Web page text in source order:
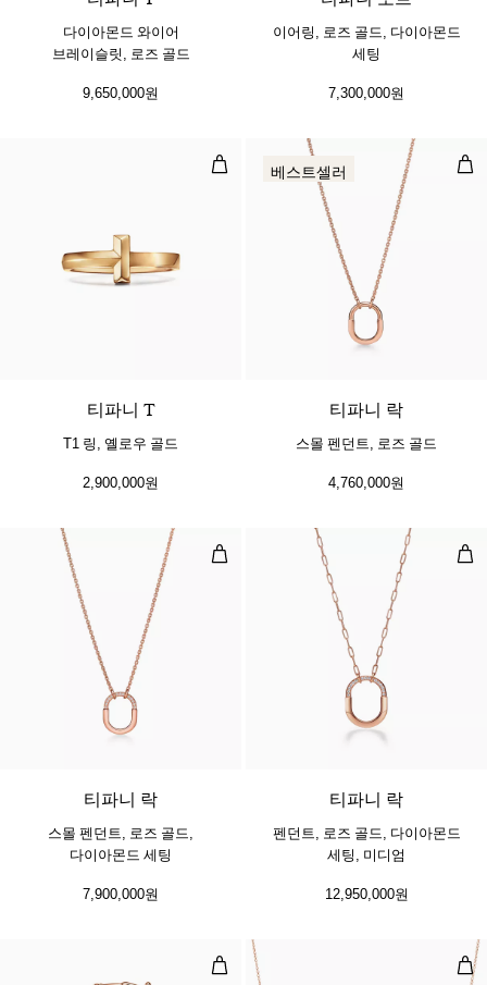
다이아몬드 와이어
브레이슬릿, 로즈 골드
9,650,000원
이어링, 로즈 골드, 다이아몬드
세팅
7,300,000원
T1 링, 옐로우 골드
3 소재
티파니 T
T1 링, 옐로우 골드
2,900,000원
스
베스트셀러
티파니 락
스몰 펜던트, 로즈 골드
4,760,000원
스몰 펜던트, 로즈 골드, 다이아몬드
3 소재
티파니 락
스몰 펜던트, 로즈 골드,
다이아몬드 세팅
7,900,000원
펜
티파니 락
펜던트, 로즈 골드, 다이아몬드
세팅, 미디엄
12,950,000원
미디엄 링크 브레이슬릿, 로즈 골드
스